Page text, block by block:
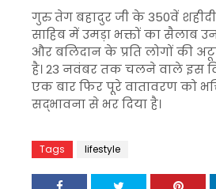
गुरु तेग बहादुर जी के 350वें
साहिब में उमड़ा भक्तों का सैलाब
और बलिदान के प्रति लोगों की
है। 23 नवंबर तक चलने वाले इस
एक बार फिर पूरे वातावरण को
सद्भावना से भर दिया है।
Tags lifestyle